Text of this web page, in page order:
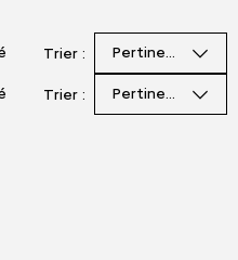
Trier : Pertinence
Trier : Pertinence